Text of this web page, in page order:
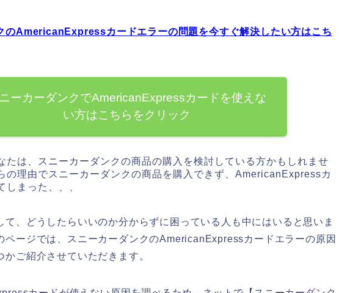
のAmericanExpressカードエラーの問題を今すぐ解決したい方はこち
ーカーダンクでAmericanExpressカードを使えな
い方はこちらをクリック
たは、スニーカーダンクの商品の購入を検討している方かもしれませ
の理由でスニーカーダンクの商品を購入できず、AmericanExpressカ
しまった、、、
て、どうしたらいいのか分からずに困っている人も中にはいると思いま
ページでは、スニーカーダンクのAmericanExpressカードエラーの原因
かご紹介させていただきます。